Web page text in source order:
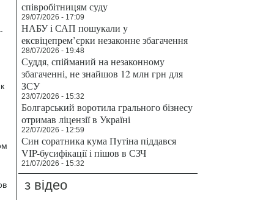
співробітницям суду
29/07/2026 - 17:09
НАБУ і САП пошукали у
ексвіцепрем’єрки незаконне збагачення
28/07/2026 - 19:48
Суддя, спійманий на незаконному
збагаченні, не знайшов 12 млн грн для
ЗСУ
23/07/2026 - 15:32
Болгарський воротила грального бізнесу
отримав ліцензії в Україні
22/07/2026 - 12:59
Син соратника кума Путіна піддався
VIP-бусифікації і пішов в СЗЧ
21/07/2026 - 15:32
з відео